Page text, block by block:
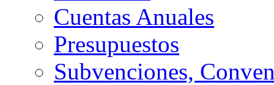
Cuentas Anuales
Presupuestos
Subvenciones,